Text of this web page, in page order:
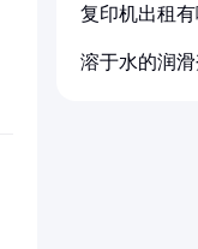
复印机出租
溶于水的润